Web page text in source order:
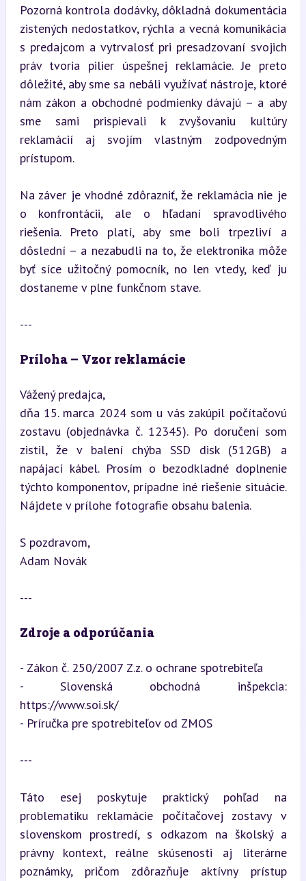
Pozorná kontrola dodávky, dôkladná dokumentácia
zistených nedostatkov, rýchla a vecná komunikácia
s predajcom a vytrvalosť pri presadzovaní svojich
práv tvoria pilier úspešnej reklamácie. Je preto
dôležité, aby sme sa nebáli využívať nástroje, ktoré
nám zákon a obchodné podmienky dávajú – a aby
sme sami prispievali k zvyšovaniu kultúry
reklamácií aj svojím vlastným zodpovedným
prístupom.
Na záver je vhodné zdôrazniť, že reklamácia nie je
o konfrontácii, ale o hľadaní spravodlivého
riešenia. Preto platí, aby sme boli trpezliví a
dôslední – a nezabudli na to, že elektronika môže
byť síce užitočný pomocník, no len vtedy, keď ju
dostaneme v plne funkčnom stave.
---
Príloha – Vzor reklamácie
Vážený predajca,
dňa 15. marca 2024 som u vás zakúpil počítačovú
zostavu (objednávka č. 12345). Po doručení som
zistil, že v balení chýba SSD disk (512GB) a
napájací kábel. Prosím o bezodkladné doplnenie
týchto komponentov, prípadne iné riešenie situácie.
Nájdete v prílohe fotografie obsahu balenia.
S pozdravom,
Adam Novák
---
Zdroje a odporúčania
- Zákon č. 250/2007 Z.z. o ochrane spotrebiteľa
- Slovenská obchodná inšpekcia:
https://www.soi.sk/
- Príručka pre spotrebiteľov od ZMOS
---
Táto esej poskytuje praktický pohľad na
problematiku reklamácie počítačovej zostavy v
slovenskom prostredí, s odkazom na školský a
právny kontext, reálne skúsenosti aj literárne
poznámky, pričom zdôrazňuje aktívny prístup